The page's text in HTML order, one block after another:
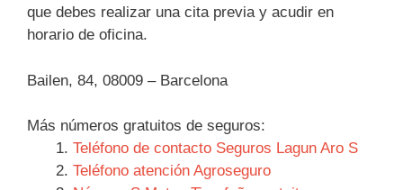
que debes realizar una cita previa y acudir en
horario de oficina.
Bailen, 84, 08009 – Barcelona
Más números gratuitos de seguros:
Teléfono de contacto Seguros Lagun Aro S
Teléfono atención Agroseguro